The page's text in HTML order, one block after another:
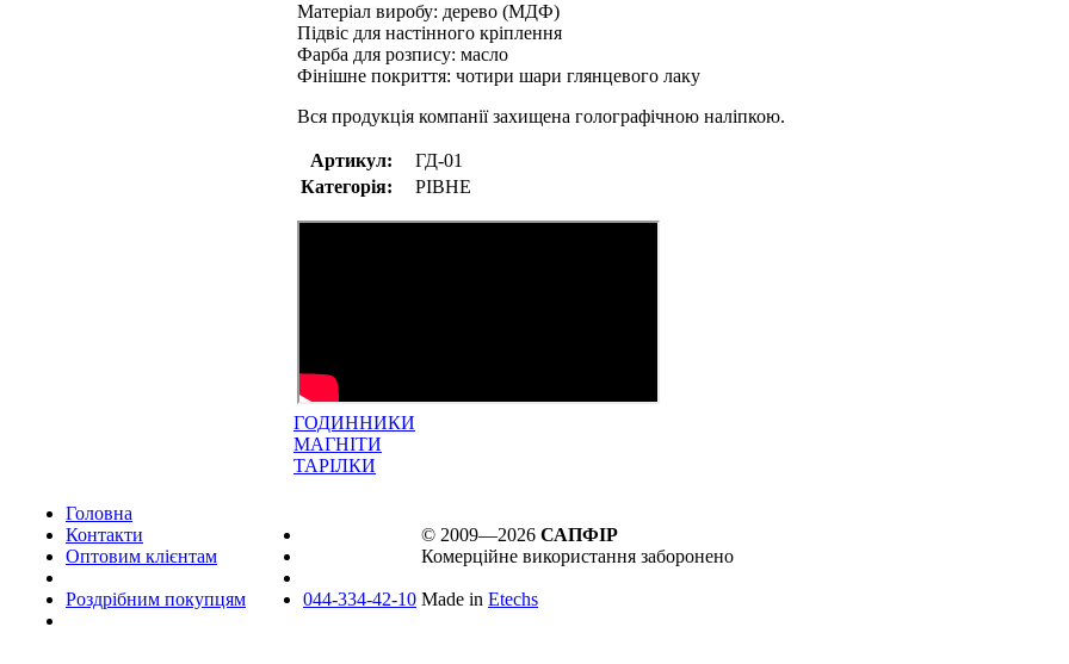
Матеріал виробу: дерево (МДФ)
Підвіс для настінного кріплення
Фарба для розпису: масло
Фінішне покриття: чотири шари глянцевого лаку
Вся продукція компанії захищена голографічною наліпкою.
Артикул:
ГД-01
Категорія:
РІВНЕ
ГОДИННИКИ
МАГНІТИ
ТАРІЛКИ
Головна
Контакти
Оптовим клієнтам
Роздрібним покупцям 044-334-42-10
© 2009—2026 САПФІР
Комерційне використання заборонено
Made in Etechs